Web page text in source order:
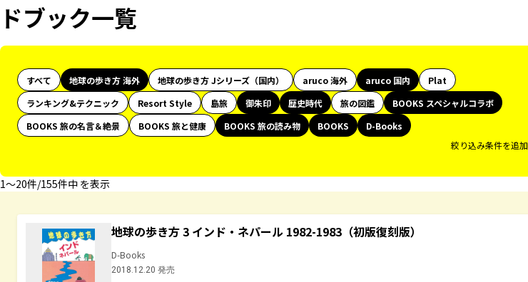
ドブック一覧
すべて 地球の歩き方 海外 地球の歩き方 Jシリーズ（国内） aruco 海外 aruco 国内
Plat
ランキング&テクニック
Resort Style 島旅 御朱印 歴史時代 旅の図鑑
BOOKS スペシャルコラボ
BOOKS 旅の名言＆絶景
BOOKS 旅と健康 BOOKS 旅の読み物 BOOKS
D-Books
絞り込み条件を追加
1〜20件/155件中 を表示
地球の歩き方 3 インド・ネパール 1982-1983（初版復刻版）
D-Books
2018.12.20 発売